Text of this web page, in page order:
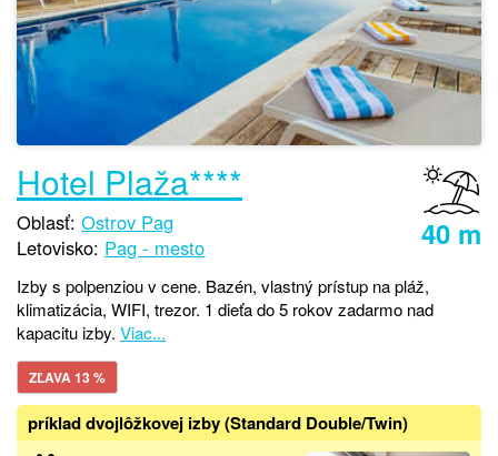
40 m
Hotel Plaža****
Oblasť: Ostrov Pag
Letovisko: Pag - mesto
Izby s polpenziou v cene. Bazén, vlastný prístup na pláž,
klimatizácia, WIFI, trezor. 1 dieťa do 5 rokov zadarmo nad
kapacitu izby. Viac...
ZĽAVA 13 %
príklad dvojlôžkovej izby (Standard Double/Twin)